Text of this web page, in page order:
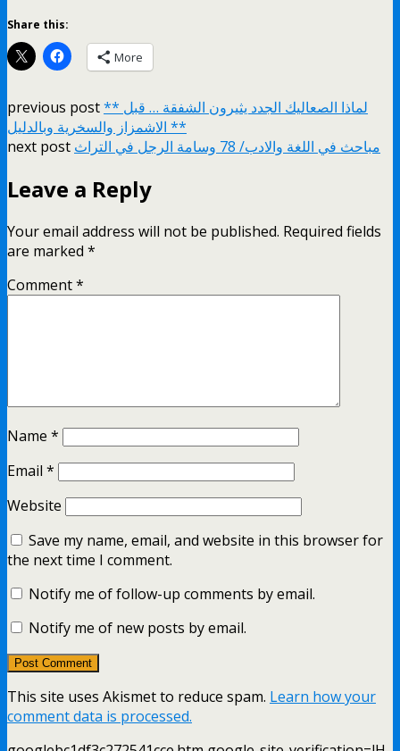
Share this:
More
previous post** لماذا الصعاليك الجدد يثيرون الشفقة … قبل
الاشمزاز والسخرية وبالدليل **
next post
مباحث في اللغة والادب/ 78 وسامة الرجل في التراث
Leave a Reply
Your email address will not be published. Required fields
are marked *
Comment*
Name *
Email *
Website
Save my name, email, and website in this browser for
the next time I comment.
Notify me of follow-up comments by email.
Notify me of new posts by email.
This site uses Akismet to reduce spam. Learn how your
comment data is processed.